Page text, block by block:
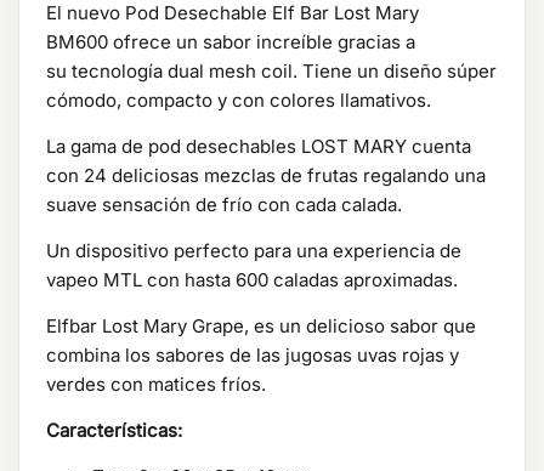
El nuevo Pod Desechable Elf Bar Lost Mary
BM600 ofrece un sabor increíble gracias a
su tecnología dual mesh coil. Tiene un diseño súper
cómodo, compacto y con colores llamativos.
La gama de pod desechables LOST MARY cuenta
con 24 deliciosas mezclas de frutas regalando una
suave sensación de frío con cada calada.
Un dispositivo perfecto para una experiencia de
vapeo MTL con hasta 600 caladas aproximadas.
Elfbar Lost Mary Grape, es un delicioso sabor que
combina los sabores de las jugosas uvas rojas y
verdes con matices fríos.
Características: